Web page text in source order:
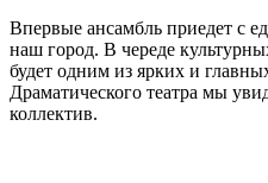
Впервые ансамбль приедет с
наш город. В череде
будет одним из ярких и
Драматического театра мы
коллектив.